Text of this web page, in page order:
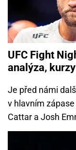
UFC Fight
analýza,
Je před námi
v hlavním
Cattar a Josh